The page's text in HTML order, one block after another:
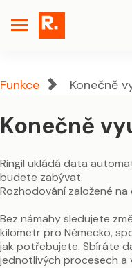
Funkce Konečně
Konečně
Ringil ukládá data
budete zabývat.
Rozhodování založené
Bez námahy sledujete
kilometr pro Německo,
jak potřebujete. Sbíráte
jednotlivých procesech a